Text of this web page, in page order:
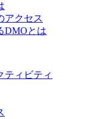
アクセス
DMOとは
ティビティ